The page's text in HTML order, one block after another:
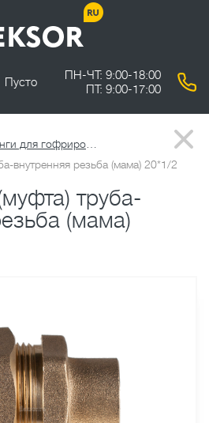
Пусто
ПН-ЧТ: 9:00-18:00
ПТ: 9:00-17:00
внутренняя резьба (мама) 20*1/2
труба-
(мама)